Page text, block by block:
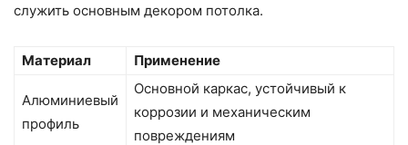
служить основным декором потолка.
Материал Применение
Алюминиевый
профиль
Основной каркас, устойчивый к
коррозии и механическим
повреждениям